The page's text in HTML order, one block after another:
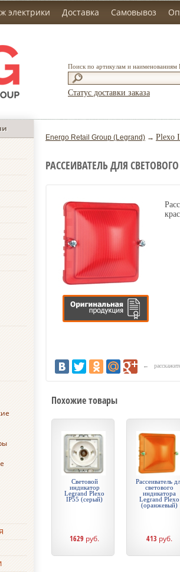
электрики Доставка Самовывоз
Поиск по артикулам и наименованиям
Статус доставки заказа
Energo Retail Group (Legrand) → Plexo
РАССЕИВАТЕЛЬ ДЛЯ
← расскажите
Похожие товары
Световой
индикатор
Legrand Plexo
IP55 (серый)
1629 руб.
Рассеиватель
светового
индикатора
Legrand Plexo
(оранжевый)
413 руб.